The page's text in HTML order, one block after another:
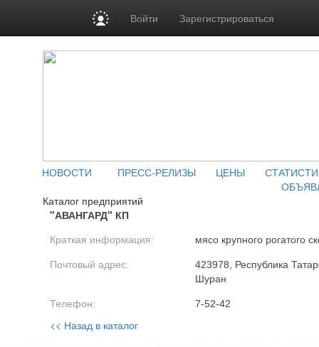
Войти Зарегистрироваться
НОВОСТИ ПРЕСС-РЕЛИЗЫ ЦЕНЫ
Каталог предприятий
"АВАНГАРД" КП
Краткая информация: мясо крупного рогатого
Почтовый адрес:
423978, Республика
Шуран
Телефон: 7-52-42
<< Назад в каталог